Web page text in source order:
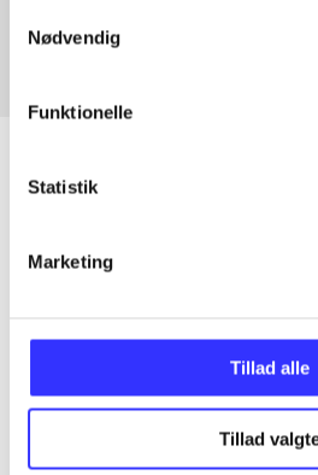
Nødvendig
Funktionelle
Statistik
Marketing
Tillad alle
Tillad
Alle registrerede artikler fordelt
...
...